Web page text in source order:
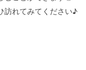
訪れてみてください♪